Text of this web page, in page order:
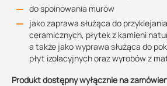
do spoinowania murów
jako zaprawa służąca do
ceramicznych, płytek z kamieni
a także jako wyprawa służąca do
płyt izolacyjnych oraz wyrobów z
Produkt dostępny wyłącznie na